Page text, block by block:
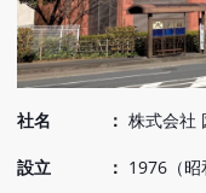
社名 ： 株式会社
設立 ： 1976（